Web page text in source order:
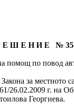
Е Ш Е Н И Е №
помощ по повод
за местното
26.02.2009 г. на
Георгиева.